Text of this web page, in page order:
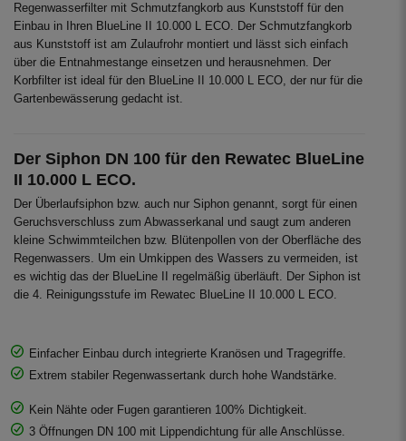
Regenwasserfilter mit Schmutzfangkorb aus Kunststoff für den
Einbau in Ihren BlueLine II 10.000 L ECO. Der Schmutzfangkorb
aus Kunststoff ist am Zulaufrohr montiert und lässt sich einfach
über die Entnahmestange einsetzen und herausnehmen. Der
Korbfilter ist ideal für den BlueLine II 10.000 L ECO, der nur für die
Gartenbewässerung gedacht ist.
Der Siphon DN 100 für den Rewatec BlueLine
II 10.000 L ECO.
Der Überlaufsiphon bzw. auch nur Siphon genannt, sorgt für einen
Geruchsverschluss zum Abwasserkanal und saugt zum anderen
kleine Schwimmteilchen bzw. Blütenpollen von der Oberfläche des
Regenwassers. Um ein Umkippen des Wassers zu vermeiden, ist
es wichtig das der BlueLine II regelmäßig überläuft. Der Siphon ist
die 4. Reinigungsstufe im Rewatec BlueLine II 10.000 L ECO.
Einfacher Einbau durch integrierte Kranösen und Tragegriffe.
Extrem stabiler Regenwassertank durch hohe Wandstärke.
Kein Nähte oder Fugen garantieren 100% Dichtigkeit.
3 Öffnungen DN 100 mit Lippendichtung für alle Anschlüsse.